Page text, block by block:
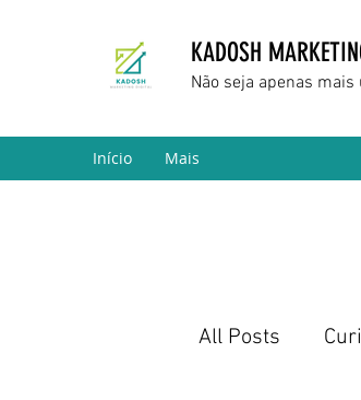
KADOSH
Não seja apenas
Início Mais
All Posts